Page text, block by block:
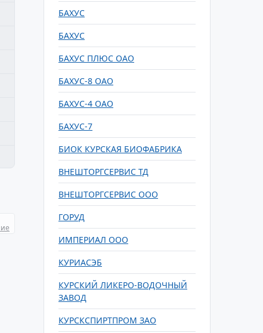
БАХУС
БАХУС
БАХУС ПЛЮС ОАО
БАХУС-8 ОАО
БАХУС-4 ОАО
БАХУС-7
БИОК КУРСКАЯ БИОФАБРИКА
ВНЕШТОРГСЕРВИС ТД
ВНЕШТОРГСЕРВИС ООО
ГОРУД
ИМПЕРИАЛ ООО
КУРИАСЭБ
КУРСКИЙ ЛИКЕРО-ВОДОЧНЫЙ
ЗАВОД
КУРСКСПИРТПРОМ ЗАО